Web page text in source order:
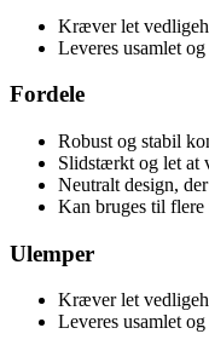
Kræver let
Leveres usamlet
Fordele
Robust og stabil
Slidstærkt og let at
Neutralt design,
Kan bruges til flere
Ulemper
Kræver let
Leveres usamlet